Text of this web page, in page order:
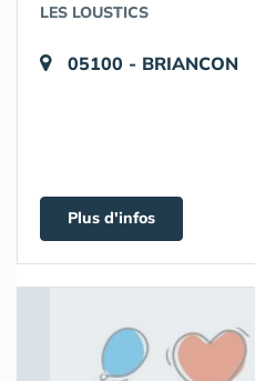
LES LOUSTICS
05100 - BRIANCON
Plus d'infos